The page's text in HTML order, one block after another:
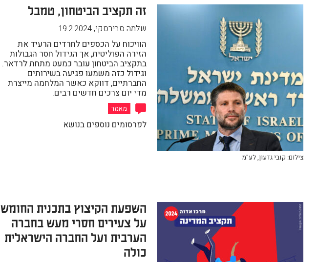
צילום: קובי גדעון, לע"מ
זה תקציב הביטחון, טמבל
שלמה סבירסקי,
19.2.2024
הוויכוח על הכספים לחרדים הרעיד את
הזירה הפוליטית, אך הגידול חסר הגבולות
בתקציב הביטחון עובר כמעט מתחת לרדאר.
וגידול כזה משמעו פגיעה בשירותים
החברתיים, דווקא כאשר המלחמה מייצרת
מדי יום צרכים חדשים רבים.
מאמר
לפרסומים נוספים בנושא
השפעת הקיצוץ בתכנית החומש
על צעירים חסרי מעש בחברה
הערבית ועל החברה הישראלית
כולה